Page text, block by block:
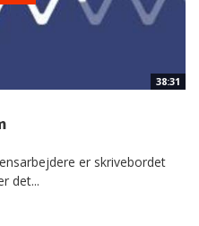
38:31
er skrivebordet
det...